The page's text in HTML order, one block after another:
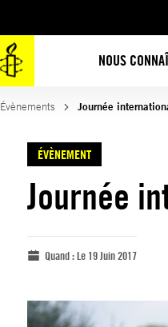
NOUS
Évènements Journée
ÉVÈNEMENT
Journée
Quand :Le 19 Juin 2017